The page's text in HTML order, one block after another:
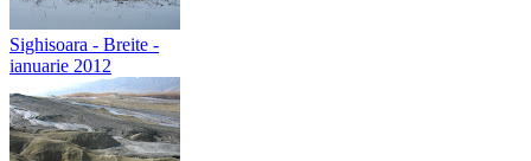
Sighisoara - Breite -
ianuarie 2012